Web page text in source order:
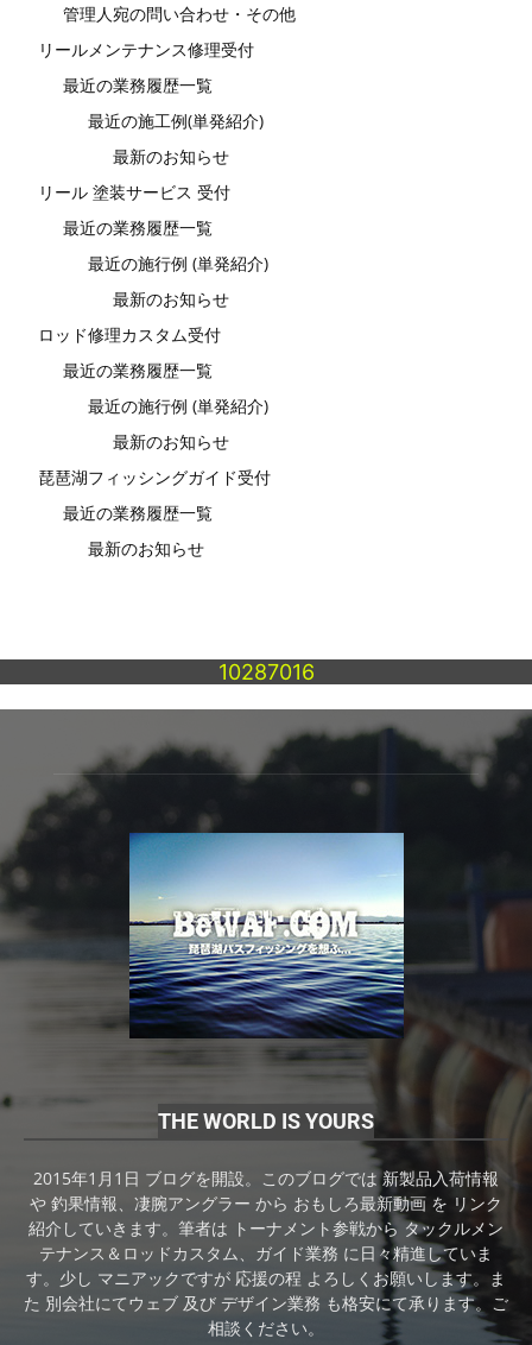
管理人宛の問い合わせ・その他
リールメンテナンス修理受付
最近の業務履歴一覧
最近の施工例(単発紹介)
最新のお知らせ
リール 塗装サービス 受付
最近の業務履歴一覧
最近の施行例 (単発紹介)
最新のお知らせ
ロッド修理カスタム受付
最近の業務履歴一覧
最近の施行例 (単発紹介)
最新のお知らせ
琵琶湖フィッシングガイド受付
最近の業務履歴一覧
最新のお知らせ
10287016
THE WORLD IS YOURS
2015年1月1日 ブログを開設。このブログでは 新製品入荷情報
や 釣果情報、凄腕アングラー から おもしろ最新動画 を リンク
紹介していきます。筆者は トーナメント参戦から タックルメン
テナンス＆ロッドカスタム、ガイド業務 に日々精進していま
す。少し マニアックですが 応援の程 よろしくお願いします。ま
た 別会社にてウェブ 及び デザイン業務 も格安にて承ります。ご
相談ください。